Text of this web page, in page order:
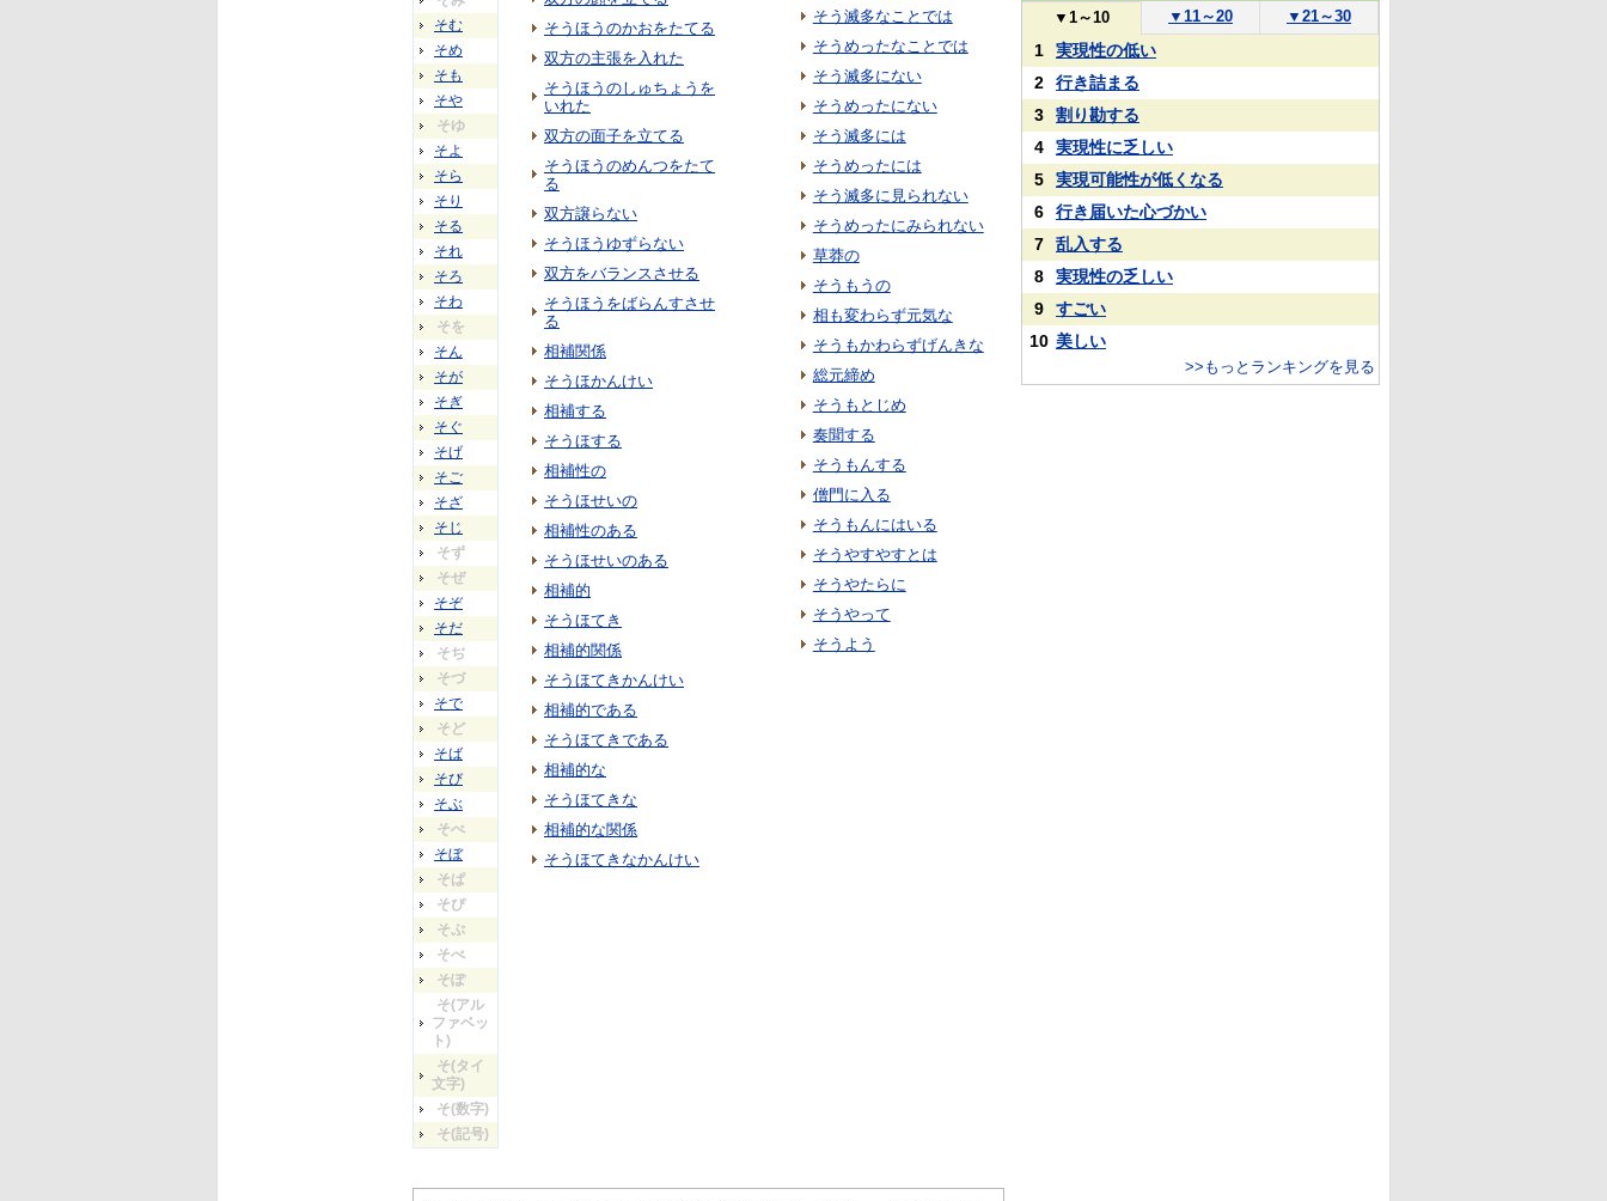
そむ
そめ
そも
そや
そゆ
そよ
そら
そり
そる
それ
そろ
そわ
そを
そん
そが
そぎ
そぐ
そげ
そご
そざ
そじ
そず
そぜ
そぞ
そだ
そぢ
そづ
そで
そど
そば
そび
そぶ
そべ
そぼ
そぱ
そぴ
そぷ
そぺ
そぽ
そ(アル
ファベッ
ト)
そ(タイ
文字)
そ(数字)
そ(記号)
そうほうのかおをたてる
双方の主張を入れた
そうほうのしゅちょうを
いれた
双方の面子を立てる
そうほうのめんつをたて
る
双方譲らない
そうほうゆずらない
双方をバランスさせる
そうほうをばらんすさせ
る
相補関係
そうほかんけい
相補する
そうほする
相補性の
そうほせいの
相補性のある
そうほせいのある
相補的
そうほてき
相補的関係
そうほてきかんけい
相補的である
そうほてきである
相補的な
そうほてきな
相補的な関係
そうほてきなかんけい
そう滅多なことでは
そうめったなことでは
そう滅多にない
そうめったにない
そう滅多には
そうめったには
そう滅多に見られない
そうめったにみられない
草莽の
そうもうの
相も変わらず元気な
そうもかわらずげんきな
総元締め
そうもとじめ
奏聞する
そうもんする
僧門に入る
そうもんにはいる
そうやすやすとは
そうやたらに
そうやって
そうよう
▼ 1～10 ▼ 11～20 ▼ 21～30
1
実現性の低い
2
行き詰まる
3
割り勘する
4
実現性に乏しい
5
実現可能性が低くなる
6
行き届いた心づかい
7
乱入する
8
実現性の乏しい
9
すごい
10 美しい
>>もっとランキングを見る